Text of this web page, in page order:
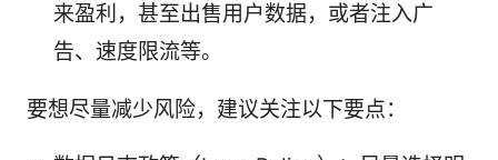
来盈利，甚至出售用户数据，或者注入广
告、速度限流等。
要想尽量减少风险，建议关注以下要点：